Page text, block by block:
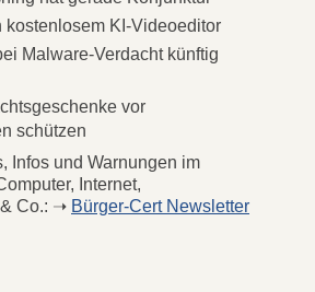
kostenlosem KI-Videoeditor
Malware-Verdacht künftig
vor
schützen
Infos und Warnungen im
Internet,
Co.: ➝ Bürger-Cert Newsletter